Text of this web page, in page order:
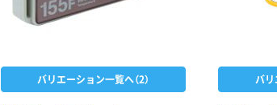
バリエーション一覧へ（2） バリ